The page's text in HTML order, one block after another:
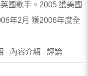
國歌手。2005 獲美國
年2月 獲2006年度全
內容介紹 評論